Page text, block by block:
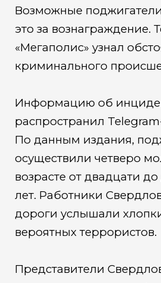
Возможные
это за вознаграждение.
«Мегаполис» узнал
криминального
Информацию об
распространил
По данным издания,
осуществили четверо
возрасте от двадцати
лет. Работники
дороги услышали
вероятных террористов.
Представители